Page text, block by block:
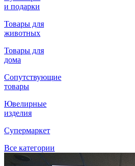
и подарки
Товары для
животных
Товары для
дома
Сопутствующие
товары
Ювелирные
изделия
Супермаркет
Все категории